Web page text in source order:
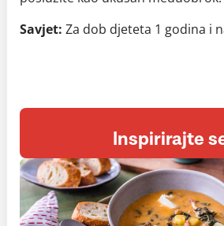
Savjet: Za dob djeteta 1 godina i
Inspirirajte